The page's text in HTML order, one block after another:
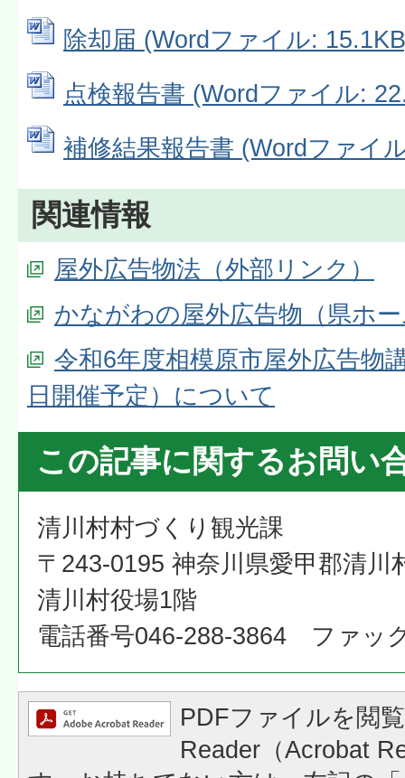
除却届 (Wordファイル:
点検報告書 (Wordファイル:
補修結果報告書 (Wordファイ
関連情報
屋外広告物法（外部リンク）
かながわの屋外広告物（県ホ
令和6年度相模原市屋外広告物
日開催予定）について
この記事に関するお問い
清川村村づくり観光課
〒243-0195 神奈川県愛甲郡清川
清川村役場1階
電話番号046-288-3864 ファッ
PDFファイルを閲
Reader（Acrobat